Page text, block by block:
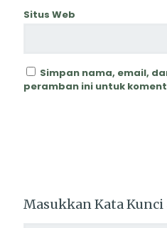
Situs Web
Simpan nama, email,
peramban ini untuk
Masukkan Kata Kunci